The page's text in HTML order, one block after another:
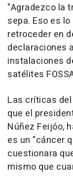
"Agradezco la
sepa. Eso es
retroceder en
declaraciones
instalaciones
satélites
Las críticas
que el
Núñez Feijóo,
es un "cáncer
cuestionara
mismo que